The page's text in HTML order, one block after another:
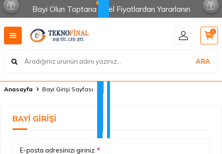
Bayi Olun Toptana Özel Fiyatlardan Yararlanın
ARA
0
Anasayfa Bayi Girişi Sayfası
BAYI GIRIŞI
E-posta adresinizi giriniz *